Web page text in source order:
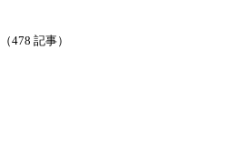
（478 記事）